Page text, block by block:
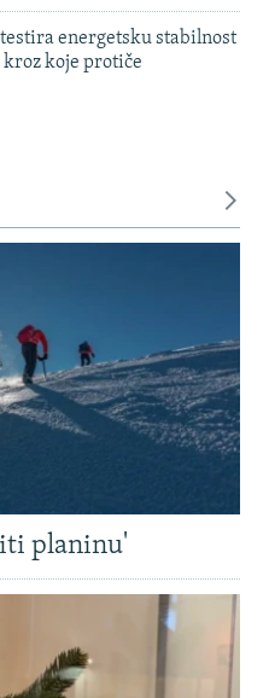
energetsku stabilnost
kroz koje protiče
planinu'